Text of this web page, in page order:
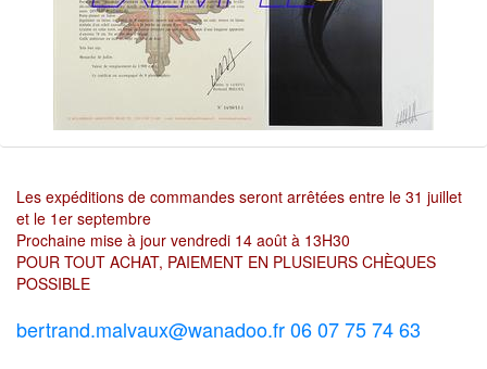
Les expéditions de commandes seront arrêtées entre le 31 juillet
et le 1er septembre
Prochaine mise à jour vendredi 14 août à 13H30
POUR TOUT ACHAT, PAIEMENT EN PLUSIEURS CHÈQUES
POSSIBLE
bertrand.malvaux@wanadoo.fr 06 07 75 74 63